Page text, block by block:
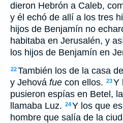
dieron Hebrón a Caleb,
y él echó de allí a los tres
hijos de Benjamín no
habitaba en Jerusalén, y
los hijos de Benjamín en
22También los de la casa
y Jehová fue con ellos. 23Y
pusieron espías en Betel,
llamaba Luz. 24Y los que
hombre que salía de la